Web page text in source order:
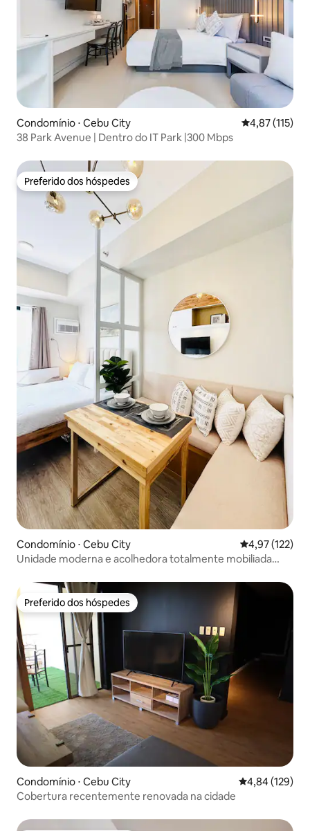
Condomínio ⋅ Cebu City 4,87 de uma
4,87 (115)
38 Park Avenue | Dentro do IT Park |300 Mbps
Preferido dos hóspedes
Preferido dos hóspedes
Condomínio ⋅ Cebu City 4,97 de uma
4,97 (122)
Unidade moderna e acolhedora totalmente mobiliada
Preferido dos hóspedes
Preferido dos hóspedes
Condomínio ⋅ Cebu City 4,84 de uma
4,84 (129)
Cobertura recentemente renovada na cidade